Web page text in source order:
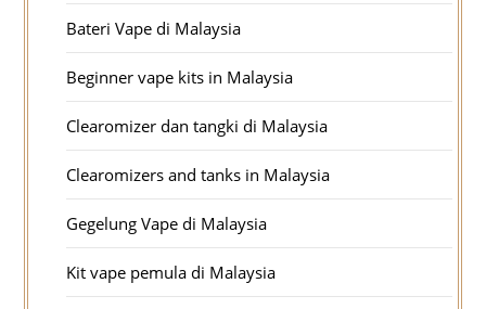
Bateri Vape di Malaysia
Beginner vape kits in Malaysia
Clearomizer dan tangki di Malaysia
Clearomizers and tanks in Malaysia
Gegelung Vape di Malaysia
Kit vape pemula di Malaysia